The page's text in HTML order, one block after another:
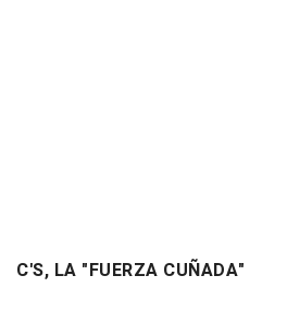
C'S, LA "FUERZA CUÑADA"